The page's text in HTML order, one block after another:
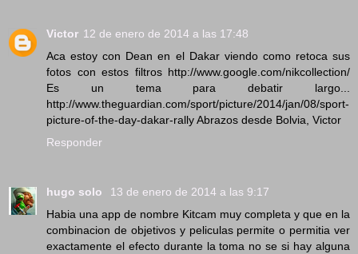
Victor 12 de enero de 2014 a las 17:48
Aca estoy con Dean en el Dakar viendo como retoca sus
fotos con estos filtros http://www.google.com/nikcollection/
Es un tema para debatir largo...
http://www.theguardian.com/sport/picture/2014/jan/08/sport-
picture-of-the-day-dakar-rally Abrazos desde Bolvia, Victor
Responder
hugo solo
13 de enero de 2014 a las 9:17
Habia una app de nombre Kitcam muy completa y que en la
combinacion de objetivos y peliculas permite o permitia ver
exactamente el efecto durante la toma no se si hay alguna